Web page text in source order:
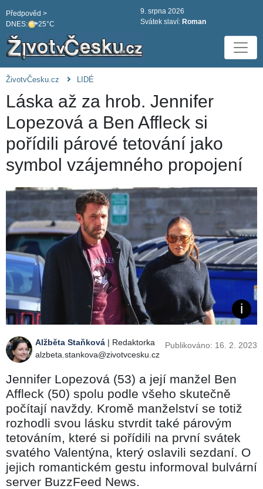
DNES: 25°C
Předpověd >
9. srpna 2026
Svátek slaví: Roman
ŽivotvČesku.cz LIDÉ
Láska až za hrob. Jennifer
Lopezová a Ben Affleck si
pořídili párové tetování jako
symbol vzájemného propojení
Alžběta Staňková | Redaktorka
alzbeta.stankova@zivotvcesku.cz
Publikováno: 16. 2. 2023
Jennifer Lopezová (53) a její manžel Ben
Affleck (50) spolu podle všeho skutečně
počítají navždy. Kromě manželství se totiž
rozhodli svou lásku stvrdit také párovým
tetováním, které si pořídili na první svátek
svatého Valentýna, který oslavili sezdaní. O
jejich romantickém gestu informoval bulvární
server BuzzFeed News.